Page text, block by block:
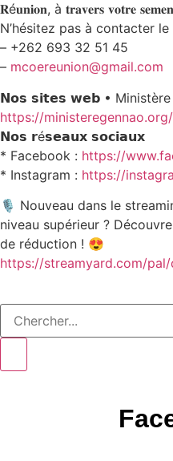
𝐑é𝐮𝐧𝐢𝐨𝐧, à 𝐭𝐫𝐚𝐯𝐞𝐫𝐬 𝐯𝐨𝐭𝐫𝐞
N’hésitez pas à contacter
– +262 693 32 51 45
– mcoereunion@gmail.com
𝗡𝗼𝘀 𝘀𝗶𝘁𝗲𝘀 𝘄𝗲𝗯 • Ministère
https://ministeregennao.org/
𝗡𝗼𝘀 𝗿é𝘀𝗲𝗮𝘂𝘅 𝘀𝗼𝗰𝗶𝗮𝘂𝘅
* Facebook : https://
* ⁠Instagram : https://
🎙️ Nouveau dans le
niveau supérieur ?
de réduction ! 😍
https://streamyard.com/